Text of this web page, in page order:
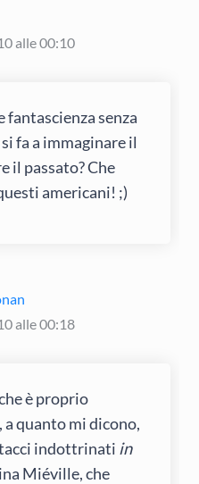
alle 00:10
fantascienza senza
fa a immaginare il
il passato? Che
americani! ;)
alle 00:18
è proprio
quanto mi dicono,
indottrinati in
Miéville, che